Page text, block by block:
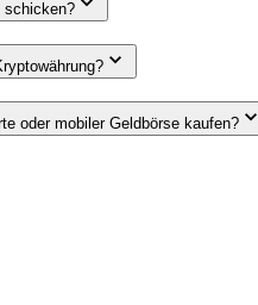
schicken?
oder mobiler Geldbörse kaufen?